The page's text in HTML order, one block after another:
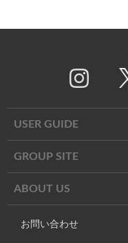
USER GUIDE
GROUP SITE
ABOUT US
お問い合わせ